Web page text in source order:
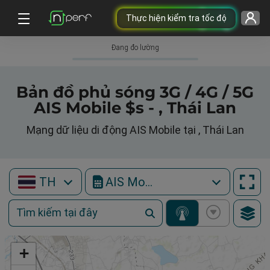
Thực hiện kiểm tra tốc độ
Đang đo lường
Bản đồ phủ sóng 3G / 4G / 5G
AIS Mobile $s - , Thái Lan
Mạng dữ liệu di động AIS Mobile tại , Thái Lan
TH AIS Mobile
+